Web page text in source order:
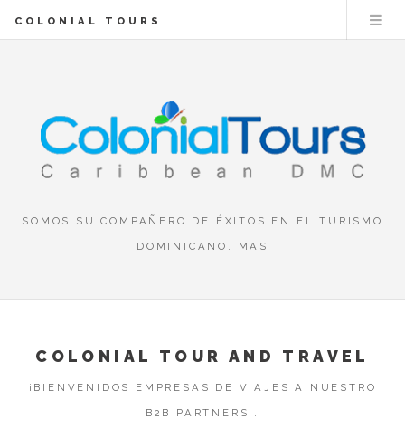
COLONIAL TOURS
SOMOS SU COMPAÑERO DE ÉXITOS EN EL TURISMO
DOMINICANO.
MAS
COLONIAL TOUR AND TRAVEL
¡BIENVENIDOS EMPRESAS DE VIAJES A NUESTRO
B2B PARTNERS!.